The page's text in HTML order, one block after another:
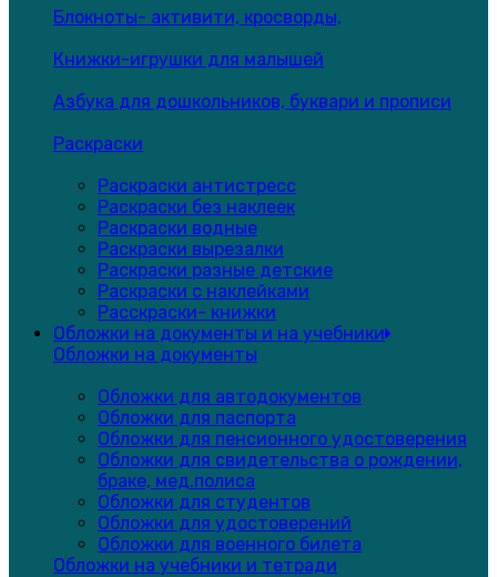
Блокноты- активити, кросворды,
Книжки-игрушки для малышей
Азбука для дошкольников, буквари и прописи
Раскраски
Раскраски антистресс
Раскраски без наклеек
Раскраски водные
Раскраски вырезалки
Раскраски разные детские
Раскраски с наклейками
Расскраски- книжки
Обложки на документы и на учебники
Обложки на документы
Обложки для автодокументов
Обложки для паспорта
Обложки для пенсионного удостоверения
Обложки для свидетельства о рождении,
браке, мед.полиса
Обложки для студентов
Обложки для удостоверений
Обложки для военного билета
Обложки на учебники и тетради